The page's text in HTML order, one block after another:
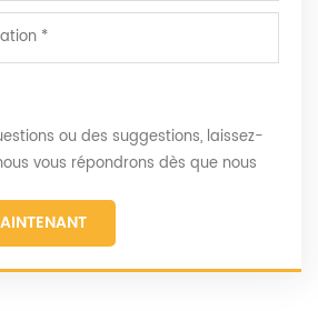
ou des suggestions, laissez-
vous répondrons dès que nous